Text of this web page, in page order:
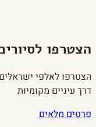
הצטרפו
הצטרפו לאלפי
דרך עיניים מקומיות
פרטים מלאים